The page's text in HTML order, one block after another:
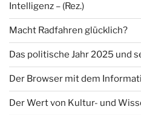
Intelligenz – (Rez.)
Macht Radfahren glücklich?
Das politische Jahr 2025 und
Der Browser mit dem
Der Wert von Kultur- und